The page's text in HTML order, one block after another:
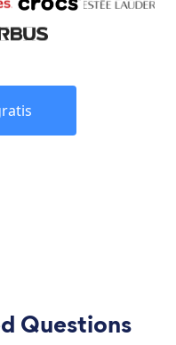
Questions